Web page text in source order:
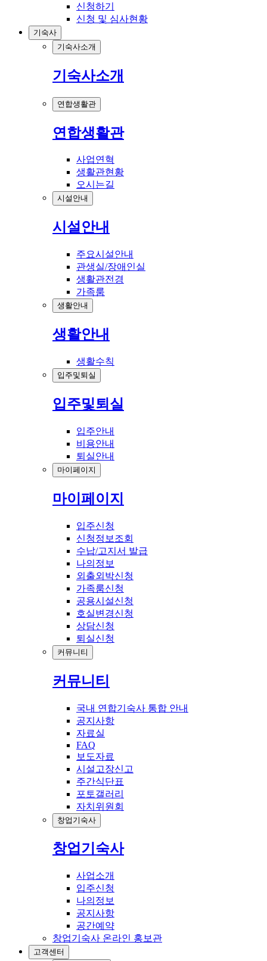
신청하기
신청 및 심사현황
기숙사
기숙사소개
기숙사소개
연합생활관
연합생활관
사업연혁
생활관현황
오시는길
시설안내
시설안내
주요시설안내
관생실/장애인실
생활관전경
가족룸
생활안내
생활안내
생활수칙
입주및퇴실
입주및퇴실
입주안내
비용안내
퇴실안내
마이페이지
마이페이지
입주신청
신청정보조회
수납/고지서 발급
나의정보
외출외박신청
가족룸신청
공용시설신청
호실변경신청
상담신청
퇴실신청
커뮤니티
커뮤니티
국내 연합기숙사 통합 안내
공지사항
자료실
FAQ
보도자료
시설고장신고
주간식단표
포토갤러리
자치위원회
창업기숙사
창업기숙사
사업소개
입주신청
나의정보
공지사항
공간예약
창업기숙사 온라인 홍보관
고객센터